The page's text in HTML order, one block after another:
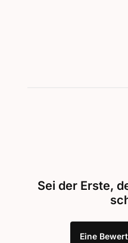
Sei der Erste,
Eine